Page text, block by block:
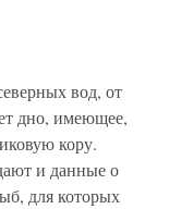
вод, от
дно, имеющее,
кору.
и данные о
для которых